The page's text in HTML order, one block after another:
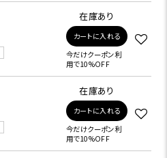
在庫あり
カートに入れる
今だけクーポン利
用で10%OFF
在庫あり
カートに入れる
今だけクーポン利
用で10%OFF